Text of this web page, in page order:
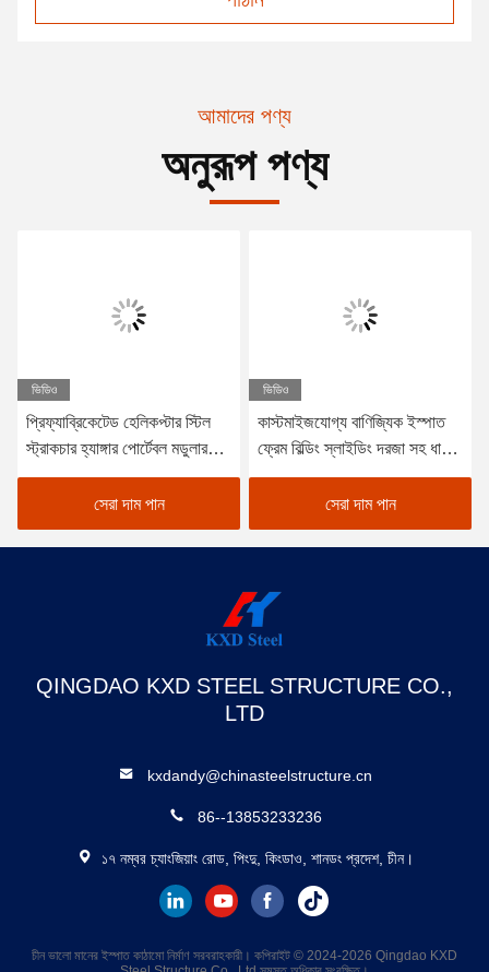
আমাদের পণ্য
অনুরূপ পণ্য
ভিডিও
প্রিফ্যাব্রিকেটেড হেলিকপ্টার স্টিল
স্ট্রাকচার হ্যাঙ্গার পোর্টেবল মডুলার
এয়ারক্রাফট হ্যাঙ্গার
সেরা দাম পান
ভিডিও
কাস্টমাইজযোগ্য বাণিজ্যিক ইস্পাত
ফ্রেম বিল্ডিং স্লাইডিং দরজা সহ ধাতু
হ্যাঙ্গার বিল্ডিং
সেরা দাম পান
QINGDAO KXD STEEL STRUCTURE CO.,
LTD
kxdandy@chinasteelstructure.cn
86--13853233236
১৭ নম্বর চ্যাংজিয়াং রোড, পিংদু, কিংডাও, শানডং প্রদেশ, চীন।
চীন ভালো মানের ইস্পাত কাঠামো নির্মাণ সরবরাহকারী। কপিরাইট © 2024-2026 Qingdao KXD